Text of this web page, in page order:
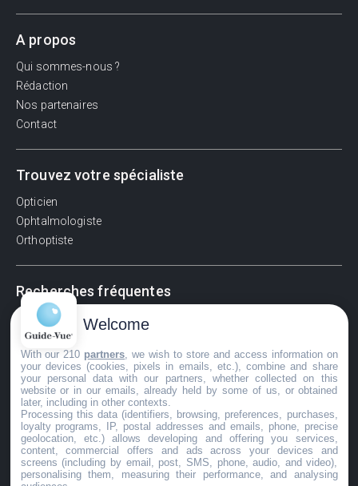
A propos
Qui sommes-nous ?
Rédaction
Nos partenaires
Contact
Trouvez votre spécialiste
Opticien
Ophtalmologiste
Orthoptiste
Recherches fréquentes
Pathologies adultes
Signes d'une urgence ophtalmologique
La vision
Acuité visuelle
Myosis / mydriase
Œdème oculaire
©GuideVue2024
Welcome
With our 210 partners , we wish to store and access information on
your devices (cookies, pixels in emails, etc.), combine and share
your personal data with our partners, whether collected on this
website or in our emails, already held by some of us, or obtained
later, including in other contexts.
Processing this data (identifiers, browsing, preferences, purchases,
loyalty programs, IP, postal addresses and emails, phone, precise
geolocation, etc.) allows developing and offering you services,
content, commercial offers and ads across your devices and
screens (including by email, post, SMS, phone, audio, and video),
personalising them, measuring their performance, and analysing